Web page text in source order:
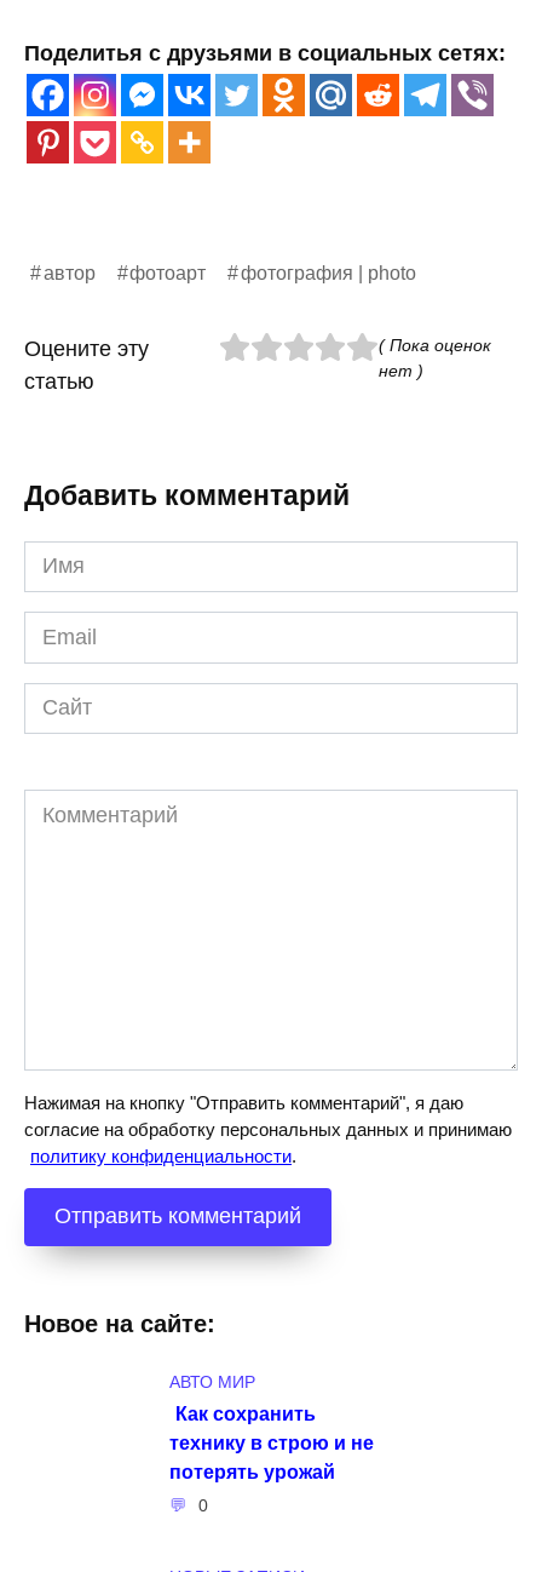
Поделитья с друзьями в социальных сетях:
автор фотоарт фотография | photo
Оцените эту
статью
( Пока оценок
нет )
Добавить комментарий
Имя
*
Email
*
Сайт
Комментарий
Нажимая на кнопку "Отправить комментарий", я даю
согласие на обработку персональных данных и принимаю
политику конфиденциальности.
Новое на сайте:
АВТО МИР
Как сохранить
технику в строю и не
потерять урожай
0